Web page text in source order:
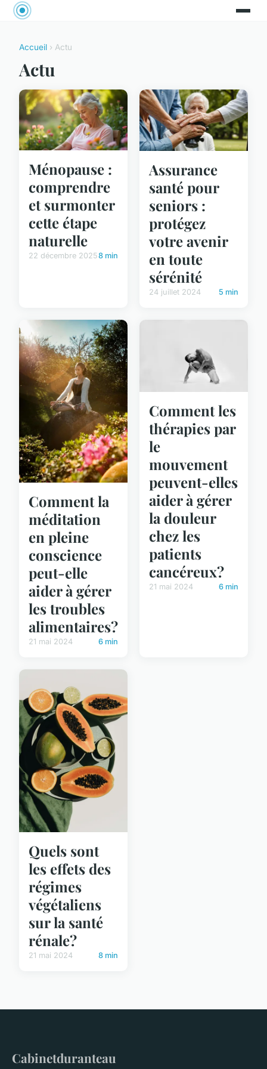
Accueil › Actu
Actu
Ménopause :
comprendre
et surmonter
cette étape
naturelle
22 décembre 20258 min
Assurance
santé pour
seniors :
protégez
votre avenir
en toute
sérénité
24 juillet 2024 5 min
Comment la
méditation
en pleine
conscience
peut-elle
aider à gérer
les troubles
alimentaires?
21 mai 2024 6 min
Comment les
thérapies par
le
mouvement
peuvent-elles
aider à gérer
la douleur
chez les
patients
cancéreux?
21 mai 2024 6 min
Quels sont
les effets des
régimes
végétaliens
sur la santé
rénale?
21 mai 2024 8 min
Cabinetduranteau